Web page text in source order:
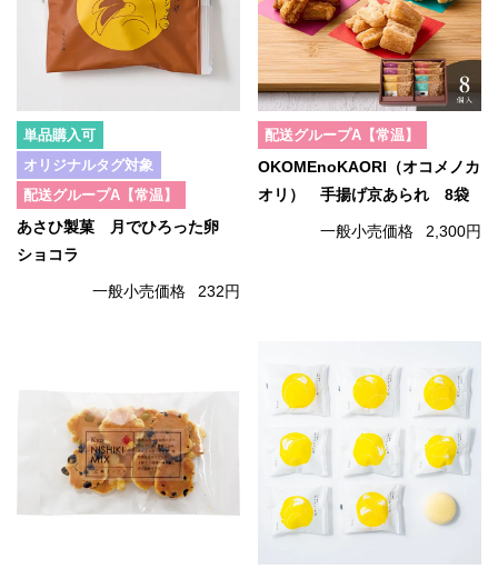
単品購入可
オリジナルタグ対象
配送グループA【常温】
あさひ製菓 月でひろった卵
ショコラ
一般小売価格 232円
配送グループA【常温】
OKOMEnoKAORI（オコメノカ
オリ） 手揚げ京あられ 8袋
一般小売価格 2,300円